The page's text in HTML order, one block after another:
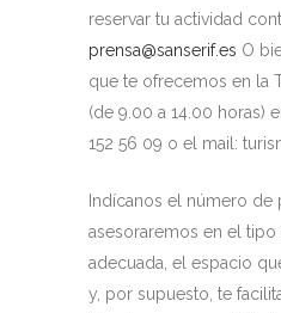
reservar tu actividad
prensa@sanserif.es O
que te ofrecemos en la
(de 9.00 a 14.00 horas)
152 56 09 o el mail:
Indícanos el número de
asesoraremos en el tipo
adecuada, el espacio
y, por supuesto, te